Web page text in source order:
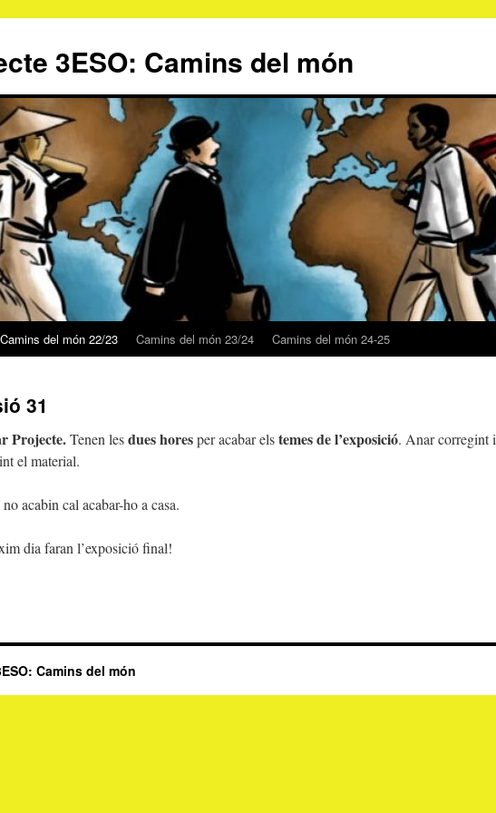
3ESO: Camins del món
Camins del món 22/23 Camins del món 23/24 Camins del món 24-25
31
Projecte.Tenen lesdues horesper acabar elstemes de l’exposició. Anar corregint i
el material.
acabin cal acabar-ho a casa.
dia faran l’exposició final!
Camins del món